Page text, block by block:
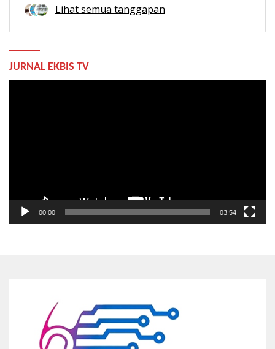
Lihat semua tanggapan
JURNAL EKBIS TV
00:00 03:54